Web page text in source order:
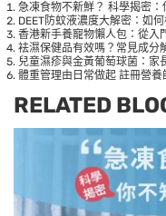
急凍食物不新鮮？ 科學揭密：
DEET防蚊液濃度大解密：如
香港新手養寵物懶人包：從入
袪濕保健品有效嗎？常見成分
兒童濕疹與金黃葡萄球菌：家
體重管理由日常做起 註冊營
RELATED